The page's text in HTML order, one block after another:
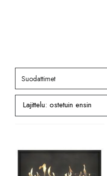
Suodattimet